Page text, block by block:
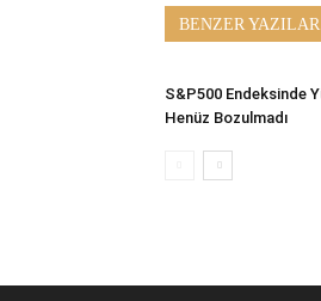
BENZER YAZILAR
S&P500 Endeksinde
Henüz Bozulmadı